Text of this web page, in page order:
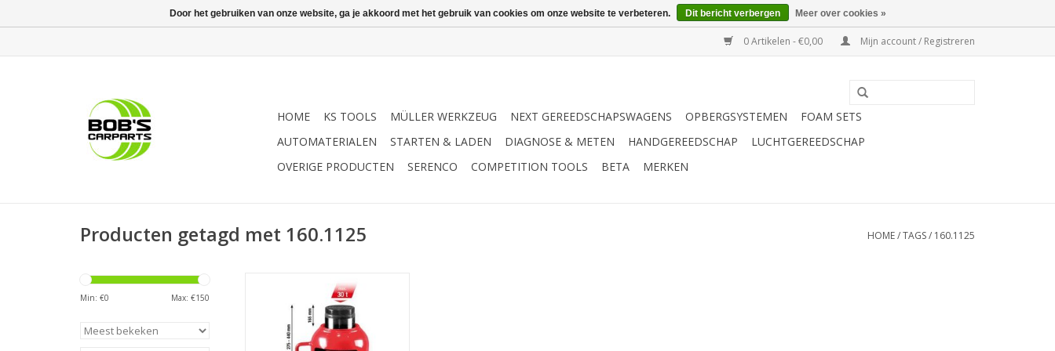
0 Artikelen - €0,00 Mijn account / Registreren
HOME KS TOOLS MÜLLER WERKZEUG NEXT GEREEDSCHAPSWAGENS OPBERGSYSTEMEN
FOAM SETS
AUTOMATERIALEN
STARTEN & LADEN DIAGNOSE & METEN HANDGEREEDSCHAP
LUCHTGEREEDSCHAP
OVERIGE PRODUCTEN
SERENCO COMPETITION TOOLS BETA MERKEN
Producten getagd met 160.1125 HOME/TAGS/ 160.1125
Min: €0 Max: €150
verlenging ( niet bij 30 en 50 t
uitvoering ) | - 2 delige
bedieningsstang | - Voor een
hoge belastbaarheid | - te
Door het gebruiken van onze website, ga je akkoord met het gebruik van cookies om onze website te verbeteren. Dit bericht verbergen Meer over cookies »